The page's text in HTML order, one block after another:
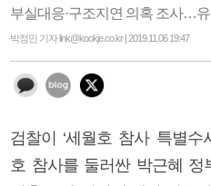
부실대응·구조지연 의혹 조사…
박정민 기자 link@kookje.co.kr | 2019.11.06 19:47
검찰이 ‘세월호 참사 특별수
호 참사를 둘러싼 박근혜